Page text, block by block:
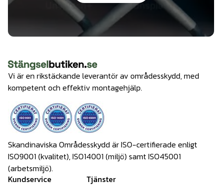
Vi är en rikstäckande leverantör av områdesskydd, med
kompetent och effektiv montagehjälp.
Skandinaviska Områdesskydd är ISO-certifierade enligt
ISO9001 (kvalitet), ISO14001 (miljö) samt ISO45001
(arbetsmiljö).
Kundservice
Tjänster